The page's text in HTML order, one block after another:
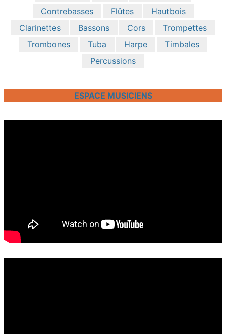
Contrebasses
Flûtes
Hautbois
Clarinettes
Bassons Cors
Trompettes
Trombones
Tuba Harpe
Timbales
Percussions
ESPACE MUSICIENS